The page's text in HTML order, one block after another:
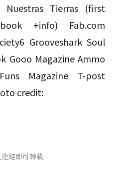
Nuestras Tierras (first
+info) Fab.com
Grooveshark Soul
Gooo Magazine Ammo
Magazine T-post
credit:
結即可轉載